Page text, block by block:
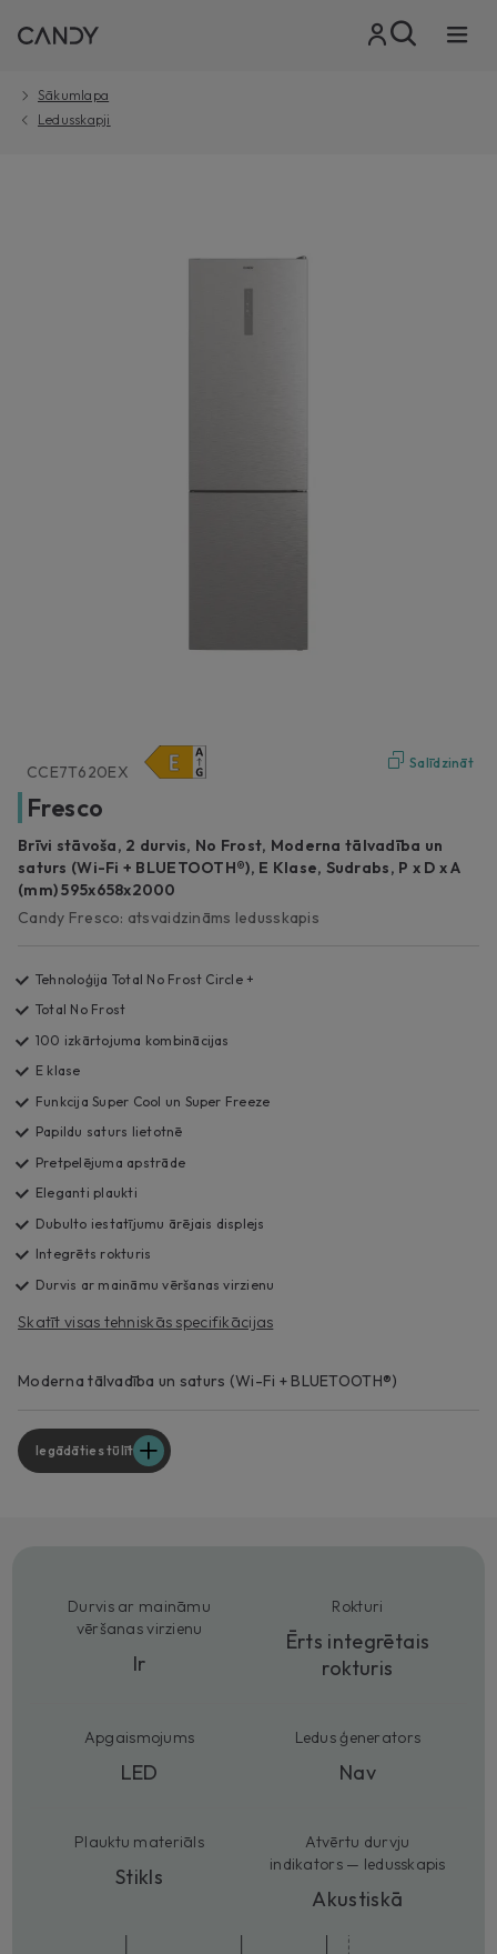
Sākumlapa
Ledusskapji
Salīdzināt
CCE7T620EX
Fresco
Brīvi stāvoša, 2 durvis, No Frost, Moderna tālvadība un
saturs (Wi-Fi + BLUETOOTH®), E Klase, Sudrabs, P x D x A
(mm) 595x658x2000
Candy Fresco: atsvaidzināms ledusskapis
Tehnoloģija Total No Frost Circle +
Total No Frost
100 izkārtojuma kombinācijas
E klase
Funkcija Super Cool un Super Freeze
Papildu saturs lietotnē
Pretpelējuma apstrāde
Eleganti plaukti
Dubulto iestatījumu ārējais displejs
Integrēts rokturis
Durvis ar maināmu vēršanas virzienu
Skatīt visas tehniskās specifikācijas
Moderna tālvadība un saturs (Wi-Fi + BLUETOOTH®)
Iegādāties tūlīt
Durvis ar maināmu
vēršanas virzienu
Ir
Rokturi
Ērts integrētais
rokturis
Apgaismojums
LED
Ledus ģenerators
Nav
Plauktu materiāls
Stikls
Atvērtu durvju
indikators — ledusskapis
Akustiskā